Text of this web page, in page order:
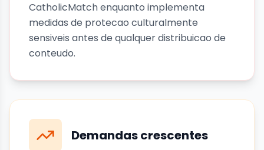
CatholicMatch enquanto implementa
medidas de protecao culturalmente
sensiveis antes de qualquer distribuicao de
conteudo.
Demandas crescentes